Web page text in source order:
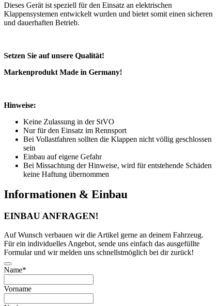
Dieses Gerät ist speziell für den Einsatz an elektrischen
Klappensystemen entwickelt wurden und bietet somit einen sicheren
und dauerhaften Betrieb.
Setzen Sie auf unsere Qualität!
Markenprodukt Made in Germany!
Hinweise:
Keine Zulassung in der StVO
Nur für den Einsatz im Rennsport
Bei Vollastfahren sollten die Klappen nicht völlig geschlossen
sein
Einbau auf eigene Gefahr
Bei Missachtung der Hinweise, wird für entstehende Schäden
keine Haftung übernommen
Informationen & Einbau
EINBAU ANFRAGEN!
Auf Wunsch verbauen wir die Artikel gerne an deinem Fahrzeug.
Für ein individuelles Angebot, sende uns einfach das ausgefüllte
Formular und wir melden uns schnellstmöglich bei dir zurück!
Name*
Vorname